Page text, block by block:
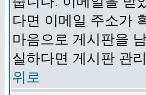
다면 이메일 주소가
마음으로 게시판을
실하다면 게시판 관
위로